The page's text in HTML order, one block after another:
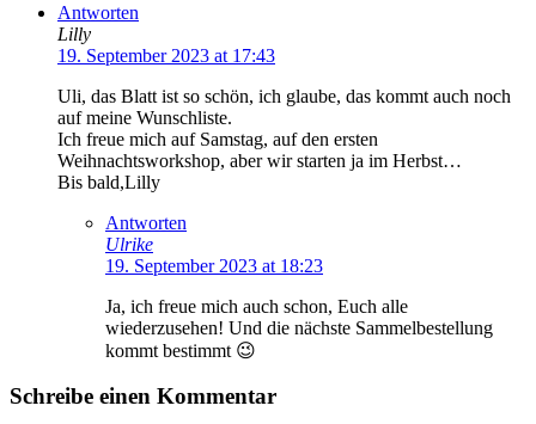
Antworten
Lilly
19. September 2023 at 17:43
Uli, das Blatt ist so schön, ich glaube, das kommt auch noch
auf meine Wunschliste.
Ich freue mich auf Samstag, auf den ersten
Weihnachtsworkshop, aber wir starten ja im Herbst…
Bis bald,Lilly
Antworten
Ulrike
19. September 2023 at 18:23
Ja, ich freue mich auch schon, Euch alle
wiederzusehen! Und die nächste Sammelbestellung
kommt bestimmt 😉
Schreibe einen Kommentar